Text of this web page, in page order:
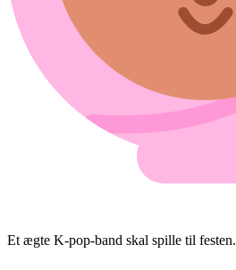
Et ægte K-pop-band skal spille til festen.